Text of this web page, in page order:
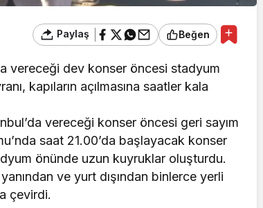
Paylaş Beğen
vereceği dev konser öncesi stadyum
kapıların açılmasına saatler kala
vereceği konser öncesi geri sayım
saat 21.00’da başlayacak konser
önünde uzun kuyruklar oluşturdu.
ve yurt dışından binlerce yerli
çevirdi.